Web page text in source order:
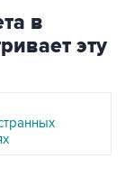
в
эту